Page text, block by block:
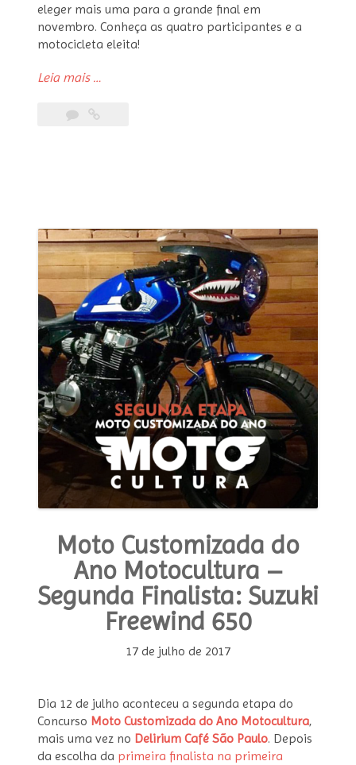
eleger mais uma para a grande final em
novembro. Conheça as quatro participantes e a
motocicleta eleita!
Leia mais “Moto
do
Intruder
125”
…
Moto Customizada do
Ano Motocultura –
Segunda Finalista: Suzuki
Freewind 650
17 de julho de 2017
Dia 12 de julho aconteceu a segunda etapa do
Concurso Moto Customizada do Ano Motocultura,
mais uma vez no Delirium Café São Paulo. Depois
da escolha da primeira finalista na primeira